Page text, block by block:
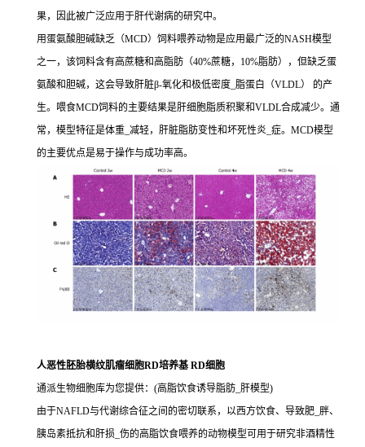
果，因此被广泛应用于肝代谢病的研究中。
用蛋氨酸胆碱缺乏（MCD）饲料喂养动物是应用最广泛的NASH模型
之一，该饲料含有高蔗糖和高脂肪（40%蔗糖，10%脂肪），但缺乏蛋
氨酸和胆碱，这会导致肝脏β-氧化和极低密度_脂蛋白（VLDL） 的产
生。喂食MCD饲料的主要结果是肝细胞脂质积聚和VLDL合成减少。通
常，模型特征是体重_减轻，肝脏脂肪变性和坏死性炎_症。MCD模型
的主要优点是易于操作与成功率高。
人恶性胚胎横纹肌瘤细胞RD培养基 RD细胞
通派生物细胞库为您提供：(高脂饮食诱导脂肪_肝模型)
由于NAFLD与代谢综合征之间的密切联系，以西方饮食、导致肥_胖、
胰岛素抵抗和肝损_伤的高脂饮食喂养的动物模型可用于研究非酒精性